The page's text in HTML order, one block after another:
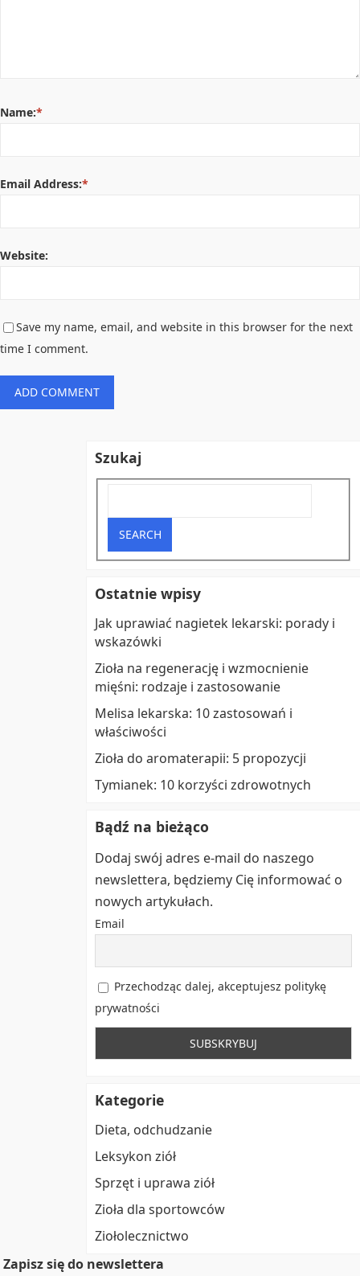
Name:*
Email Address:*
Website:
Save my name, email, and website in this browser for the next
time I comment.
Szukaj
Ostatnie wpisy
Jak uprawiać nagietek lekarski: porady i
wskazówki
Zioła na regenerację i wzmocnienie
mięśni: rodzaje i zastosowanie
Melisa lekarska: 10 zastosowań i
właściwości
Zioła do aromaterapii: 5 propozycji
Tymianek: 10 korzyści zdrowotnych
Bądź na bieżąco
Dodaj swój adres e-mail do naszego
newslettera, będziemy Cię informować o
nowych artykułach.
Email
Przechodząc dalej, akceptujesz politykę
prywatności
Kategorie
Dieta, odchudzanie
Leksykon ziół
Sprzęt i uprawa ziół
Zioła dla sportowców
Ziołolecznictwo
Zapisz się do newslettera